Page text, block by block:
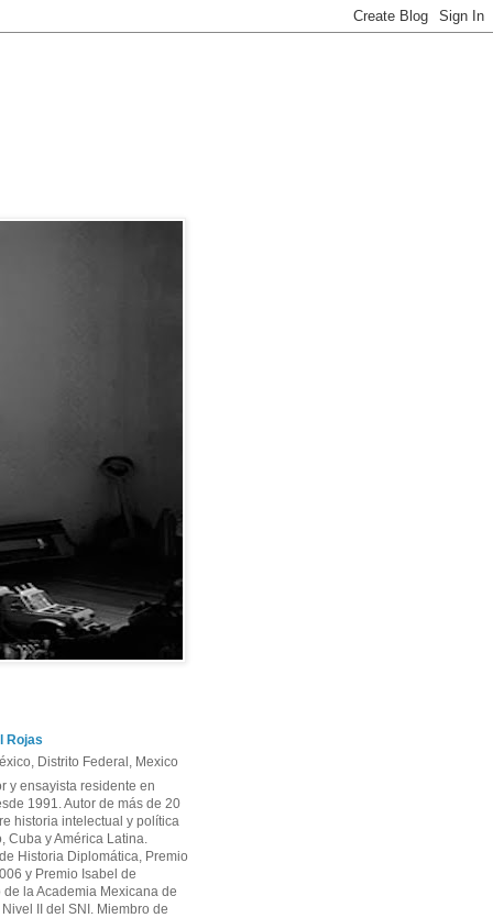
Rojas
Distrito Federal, Mexico
y ensayista residente en
1991. Autor de más de 20
historia intelectual y política
Cuba y América Latina.
Historia Diplomática, Premio
y Premio Isabel de
la Academia Mexicana de
II del SNI. Miembro de